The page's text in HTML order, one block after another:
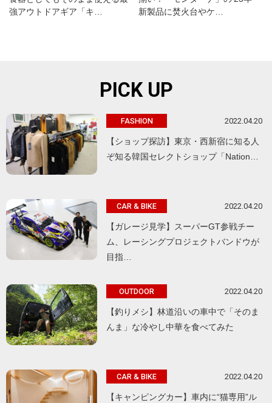
強アウトドアギア「キ…
新製品に焚火台やケ…
PICK UP
FASHION 2022.04.20
【ショップ探訪】東京・西新宿に知る人
ぞ知る韓国セレクトショップ「Nation…
CAR & BIKE 2022.04.20
【ガレージ見学】スーパーGT参戦チー
ム、レーシングプロジェクトバンドウが
目指…
OUTDOOR 2022.04.20
【釣りメシ】林道沿いの車中で「そのま
んま」な冷やし中華を食べてみた
CAR & BIKE 2022.04.20
【キャンピングカー】車内に“猫専用”ル